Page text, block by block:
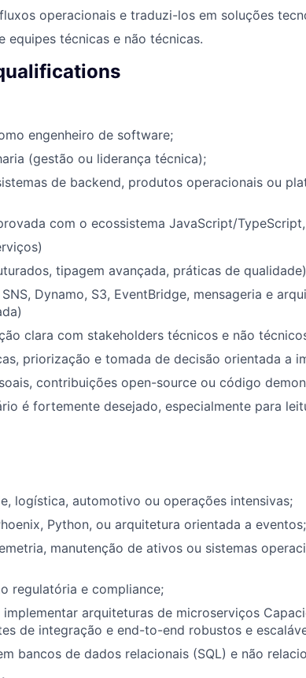
operacionais e traduzi-los em soluções
equipes técnicas e não técnicas.
engenheiro de software;
(gestão ou liderança técnica);
de backend, produtos operacionais ou
com o ecossistema JavaScript/
tipagem avançada, práticas de qualidade)
SNS, Dynamo, S3, EventBridge, mensageria e
clara com stakeholders técnicos e não
priorização e tomada de decisão orientada a
contribuições open-source ou código
é fortemente desejado, especialmente para
logística, automotivo ou operações intensivas;
Python, ou arquitetura orientada a eventos;
manutenção de ativos ou sistemas
regulatória e compliance;
arquiteturas de microserviços
de integração e end-to-end robustos e
bancos de dados relacionais (SQL) e não